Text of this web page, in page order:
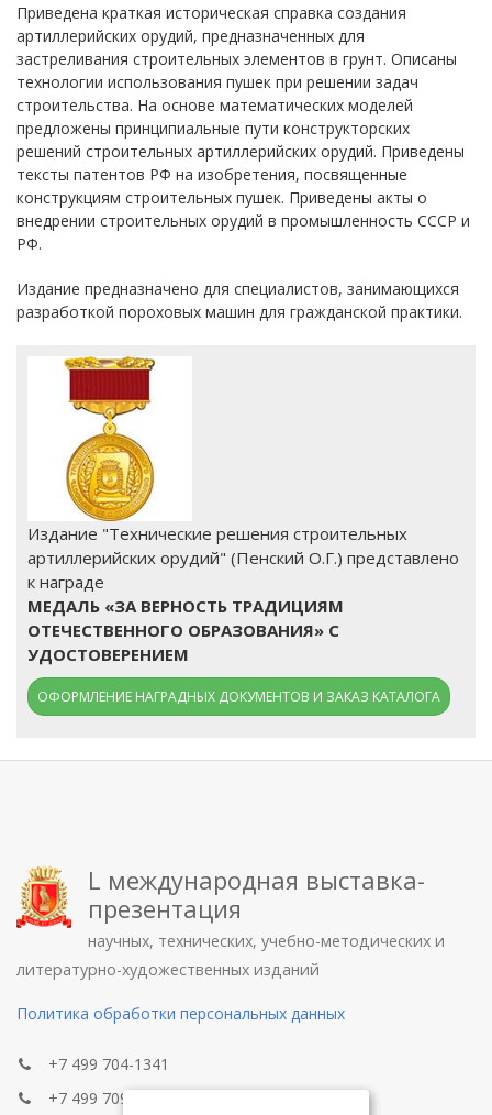
Приведена краткая историческая справка создания
артиллерийских орудий, предназначенных для
застреливания строительных элементов в грунт. Описаны
технологии использования пушек при решении задач
строительства. На основе математических моделей
предложены принципиальные пути конструкторских
решений строительных артиллерийских орудий. Приведены
тексты патентов РФ на изобретения, посвященные
конструкциям строительных пушек. Приведены акты о
внедрении строительных орудий в промышленность СССР и
РФ.
Издание предназначено для специалистов, занимающихся
разработкой пороховых машин для гражданской практики.
Издание "Технические решения строительных
артиллерийских орудий" (Пенский О.Г.) представлено
к награде
МЕДАЛЬ «ЗА ВЕРНОСТЬ ТРАДИЦИЯМ
ОТЕЧЕСТВЕННОГО ОБРАЗОВАНИЯ» С
УДОСТОВЕРЕНИЕМ
ОФОРМЛЕНИЕ НАГРАДНЫХ ДОКУМЕНТОВ И ЗАКАЗ КАТАЛОГА
L международная выставка-
презентация
научных, технических, учебно-методических и
литературно-художественных изданий
Политика обработки персональных данных
+7 499 704-1341
+7 499 709-8104